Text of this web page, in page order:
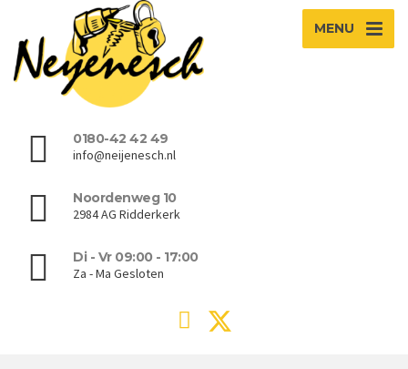
MENU
0180-42 42 49
info@neijenesch.nl
Noordenweg 10
2984 AG Ridderkerk
Di - Vr 09:00 - 17:00
Za - Ma Gesloten